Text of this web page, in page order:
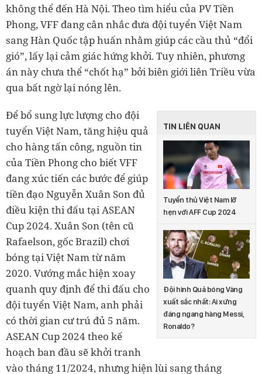
không thể đến Hà Nội. Theo tìm hiểu của PV Tiền
Phong, VFF đang cân nhắc đưa đội tuyển Việt Nam
sang Hàn Quốc tập huấn nhằm giúp các cầu thủ “đổi
gió”, lấy lại cảm giác hứng khởi. Tuy nhiên, phương
án này chưa thể “chốt hạ” bởi biên giới liên Triều vừa
qua bất ngờ lại nóng lên.
TIN LIÊN QUAN
Tuyển thủ Việt Nam lỡ
hẹn với AFF Cup 2024
Đội hình Quả bóng Vàng
xuất sắc nhất: Ai xứng
đáng ngang hàng Messi,
Ronaldo?
Để bổ sung lực lượng cho đội
tuyển Việt Nam, tăng hiệu quả
cho hàng tấn công, nguồn tin
của Tiền Phong cho biết VFF
đang xúc tiến các bước để giúp
tiền đạo Nguyễn Xuân Son đủ
điều kiện thi đấu tại ASEAN
Cup 2024. Xuân Son (tên cũ
Rafaelson, gốc Brazil) chơi
bóng tại Việt Nam từ năm
2020. Vướng mắc hiện xoay
quanh quy định để thi đấu cho
đội tuyển Việt Nam, anh phải
có thời gian cư trú đủ 5 năm.
ASEAN Cup 2024 theo kế
hoạch ban đầu sẽ khởi tranh
vào tháng 11/2024, nhưng hiện lùi sang tháng